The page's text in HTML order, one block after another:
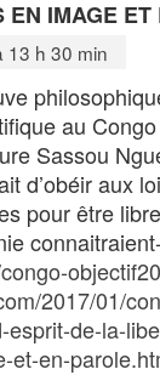
EN IMAGE
13 h 30 min
au
Sassou
d’obéir aux
pour être
2017/01/
esprit-de-la-
et-en-